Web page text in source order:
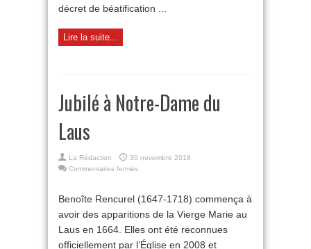
décret de béatification ...
Lire la suite...
Jubilé à Notre-Dame du
Laus
La Rédaction
30 novembre 2018
Commentaires ferméssur
Notre-
Dame
Laus
Benoîte Rencurel (1647-1718) commença à
avoir des apparitions de la Vierge Marie au
Laus en 1664. Elles ont été reconnues
officiellement par l’Église en 2008 et